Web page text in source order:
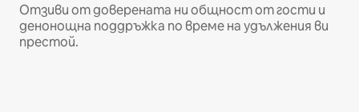
Отзиви от доверената ни общност от гости и
денонощна поддръжка по време на удължения ви
престой.